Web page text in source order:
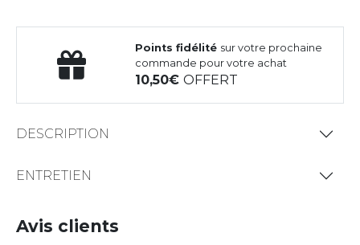
Points fidélité sur votre prochaine
commande pour votre achat
10,50OFFERT
DESCRIPTION
ENTRETIEN
Avis clients